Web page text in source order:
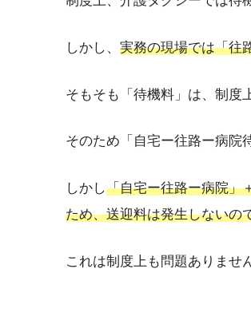
しかし、 実務の現場では「往
そもそも「待機料」は、制度
そのため「自宅ー往路ー病院
しかし「自宅ー往路ー病院」
ため、送迎料は発生しないの
これは制度上も問題ありませ